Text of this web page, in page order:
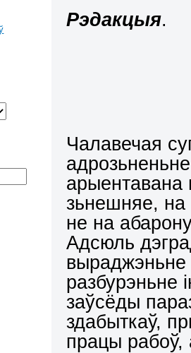
Рэдакцыя.
Чалавечая
арыентавана
зьнешняе, на
не на
Адсюль
выраджэньне
разбурэньне
заўсёды
здабыткаў,
працы рабоў,